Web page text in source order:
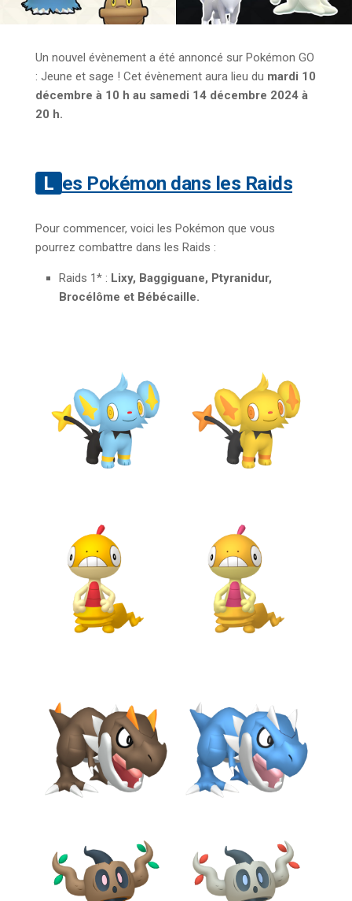
Un nouvel évènement a été annoncé sur Pokémon GO
: Jeune et sage ! Cet évènement aura lieu du mardi 10
décembre à 10 h au samedi 14 décembre 2024 à
20 h.
Les Pokémon dans les Raids
Pour commencer, voici les Pokémon que vous
pourrez combattre dans les Raids :
Raids 1* : Lixy, Baggiguane, Ptyranidur,
Brocélôme et Bébécaille.